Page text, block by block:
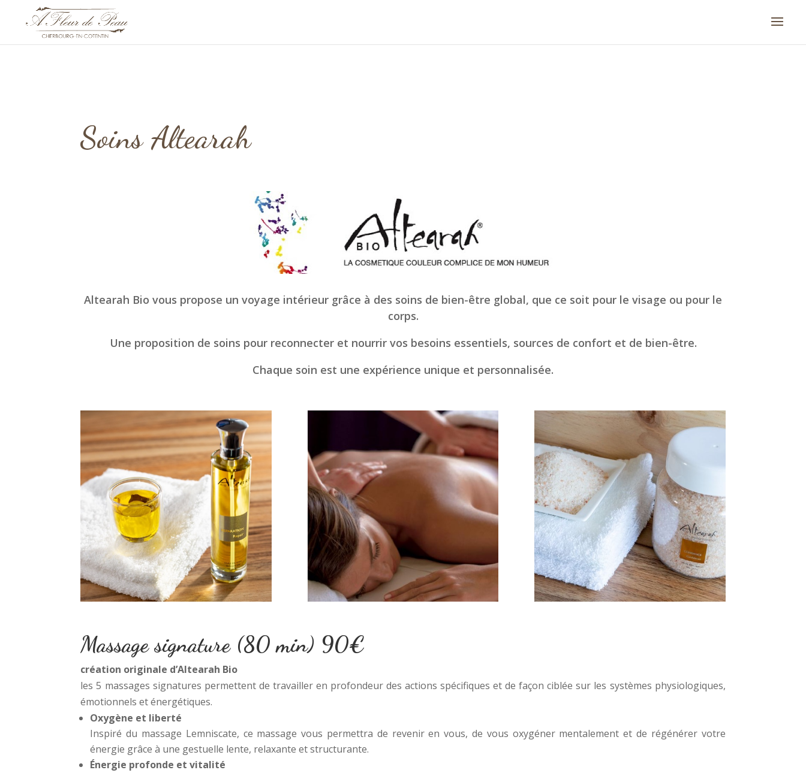
Soins Altearah
Altearah Bio vous propose un voyage intérieur grâce à des soins de bien-être global, que ce soit pour le visage ou pour le
corps.
Une proposition de soins pour reconnecter et nourrir vos besoins essentiels, sources de confort et de bien-être.
Chaque soin est une expérience unique et personnalisée.
Massage signature (80 min) 90€
création originale d’Altearah Bio
les 5 massages signatures permettent de travailler en profondeur des actions spécifiques et de façon ciblée sur les systèmes physiologiques,
émotionnels et énergétiques.
Oxygène et liberté
Inspiré du massage Lemniscate, ce massage vous permettra de revenir en vous, de vous oxygéner mentalement et de régénérer votre
énergie grâce à une gestuelle lente, relaxante et structurante.
Énergie profonde et vitalité